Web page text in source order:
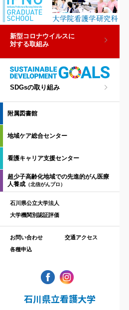
新型コロナウイルスに
対する取組み
SDGsの取り組み
附属図書館
地域ケア総合センター
看護キャリア支援センター
超少子高齢化地域での先進的がん医療
人養成 （北信がんプロ）
石川県公立大学法人
大学機関別認証評価
お問い合わせ
交通アクセス
各種申込
石川県立看護大学